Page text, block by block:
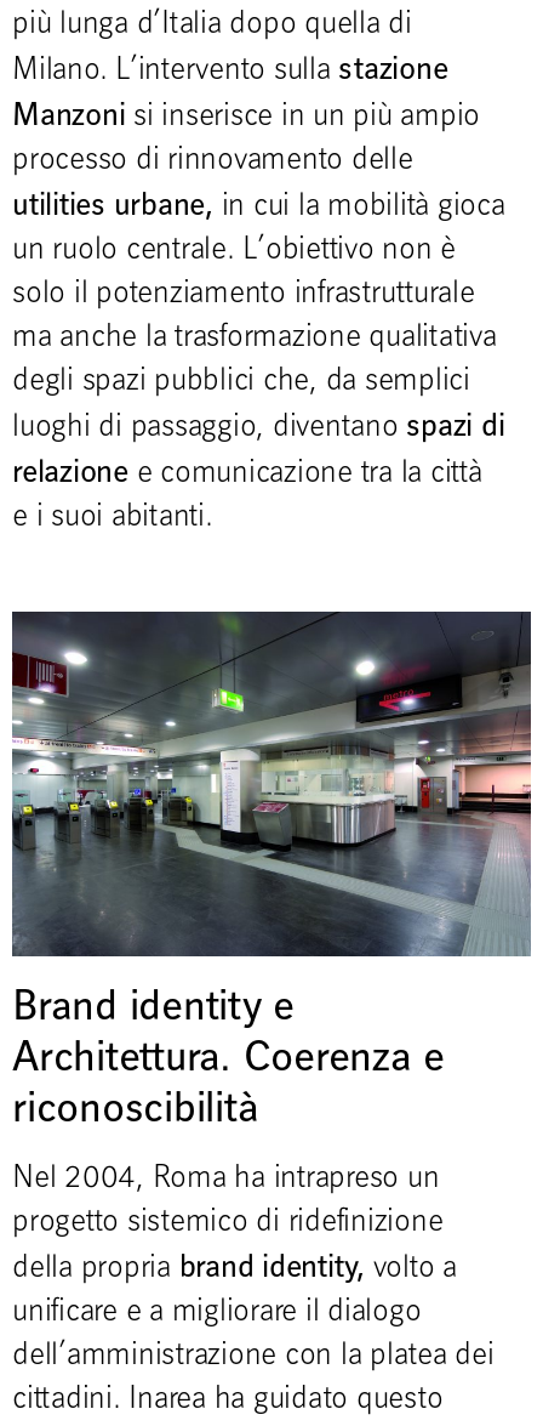
più lunga d’Italia dopo quella di
Milano. L’intervento sulla stazione
Manzoni si inserisce in un più ampio
processo di rinnovamento delle
utilities urbane, in cui la mobilità gioca
un ruolo centrale. L’obiettivo non è
solo il potenziamento infrastrutturale
ma anche la trasformazione qualitativa
degli spazi pubblici che, da semplici
luoghi di passaggio, diventano spazi di
relazione e comunicazione tra la città
e i suoi abitanti.
Brand identity e
Architettura. Coerenza e
riconoscibilità
Nel 2004, Roma ha intrapreso un
progetto sistemico di ridefinizione
della propria brand identity, volto a
unificare e a migliorare il dialogo
dell’amministrazione con la platea dei
cittadini. Inarea ha guidato questo